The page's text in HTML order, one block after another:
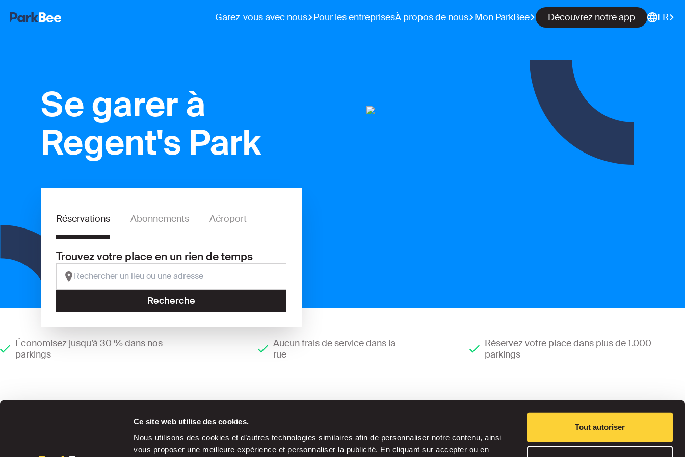
Ce site web utilise des cookies.
Nous utilisons des cookies et d’autres technologies similaires afin de personnaliser notre contenu, ainsi
vous proposer une meilleure expérience et personnaliser la publicité. En cliquant sur accepter ou en
Tout autoriser
Garez-vous avec nous Pour les entreprisesÀ propos de nous Mon ParkBee Découvrez notre app FR
Se garer à
Regent's Park
Réservations Abonnements Aéroport
Trouvez votre place en un rien de temps
Recherche
Économisez jusqu’à 30 % dans nos
parkings
Aucun frais de service dans la
rue
Réservez votre place dans plus de 1.000
parkings